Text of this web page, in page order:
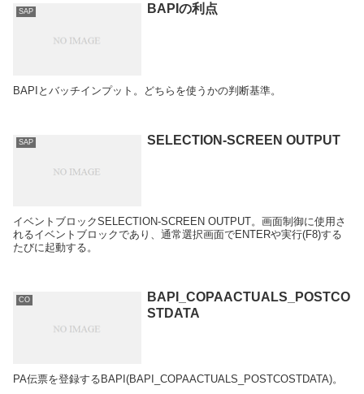
SAP BAPIの利点
BAPIとバッチインプット。どちらを使うかの判断基準。
SAP SELECTION-SCREEN OUTPUT
イベントブロックSELECTION-SCREEN OUTPUT。画面制御に使用さ
れるイベントブロックであり、通常選択画面でENTERや実行(F8)する
たびに起動する。
CO
BAPI_COPAACTUALS_POSTCO
STDATA
PA伝票を登録するBAPI(BAPI_COPAACTUALS_POSTCOSTDATA)。